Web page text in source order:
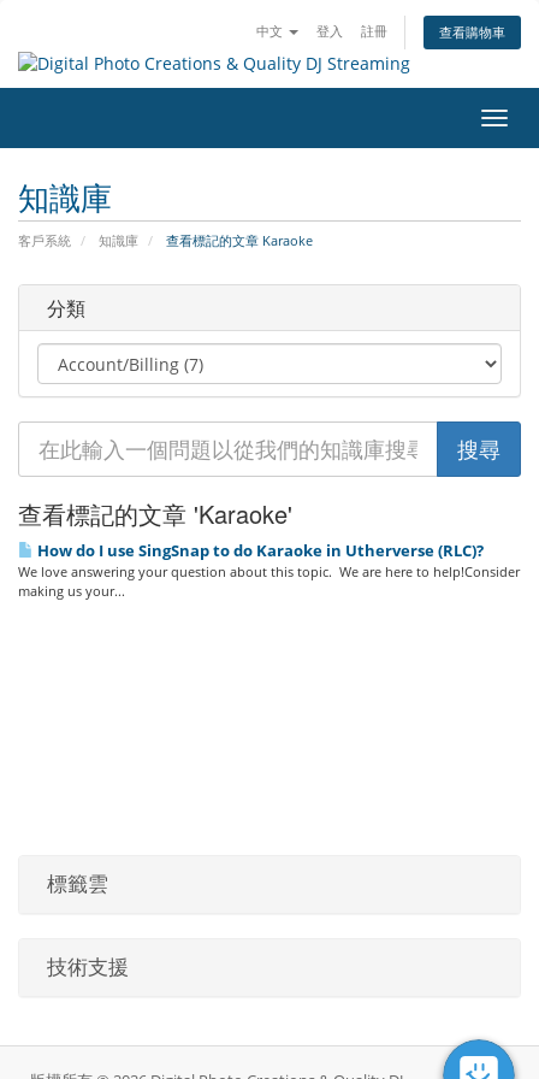
中文 登入 註冊 查看購物車
切
換
知識庫
客戶系統 知識庫 查看標記的文章 Karaoke
分類
查看標記的文章 'Karaoke'
How do I use SingSnap to do Karaoke in Utherverse (RLC)?
We love answering your question about this topic. We are here to help!Consider
making us your...
標籤雲
技術支援